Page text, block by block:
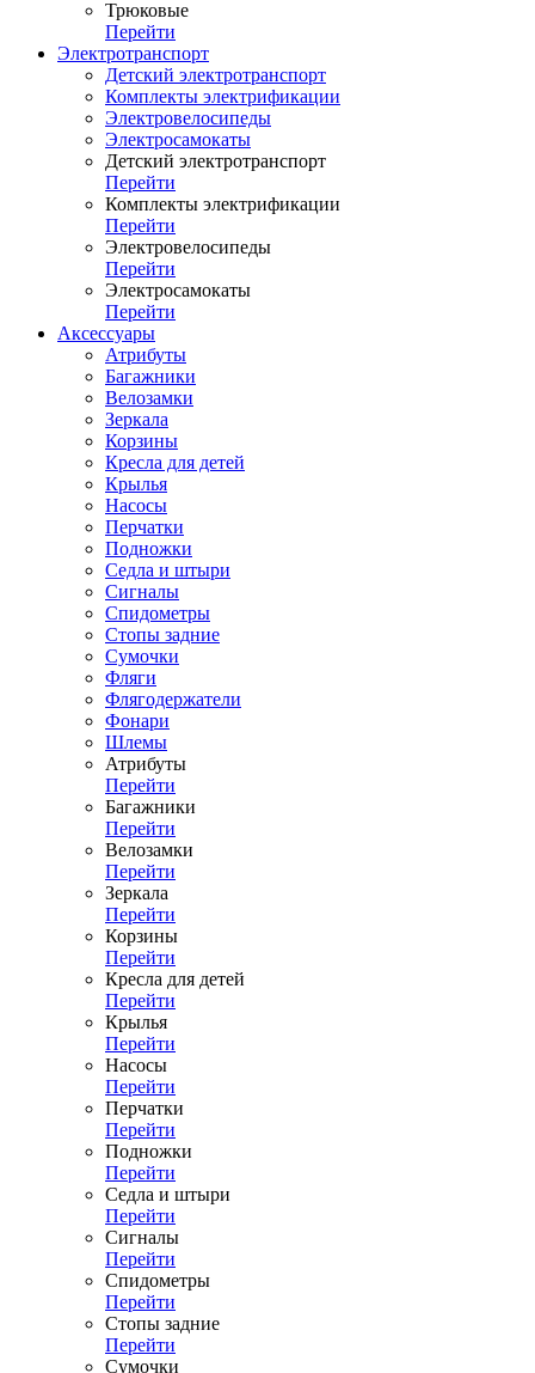
Трюковые
Перейти
Электротранспорт
Детский электротранспорт
Комплекты электрификации
Электровелосипеды
Электросамокаты
Детский электротранспорт
Перейти
Комплекты электрификации
Перейти
Электровелосипеды
Перейти
Электросамокаты
Перейти
Аксессуары
Атрибуты
Багажники
Велозамки
Зеркала
Корзины
Кресла для детей
Крылья
Насосы
Перчатки
Подножки
Седла и штыри
Сигналы
Спидометры
Стопы задние
Сумочки
Фляги
Флягодержатели
Фонари
Шлемы
Атрибуты
Перейти
Багажники
Перейти
Велозамки
Перейти
Зеркала
Перейти
Корзины
Перейти
Кресла для детей
Перейти
Крылья
Перейти
Насосы
Перейти
Перчатки
Перейти
Подножки
Перейти
Седла и штыри
Перейти
Сигналы
Перейти
Спидометры
Перейти
Стопы задние
Перейти
Сумочки